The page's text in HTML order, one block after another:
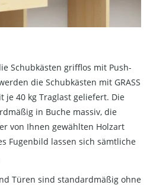
Schubkästen grifflos mit Push-
die Schubkästen mit GRASS
je 40 kg Traglast geliefert. Die
in Buche massiv, die
von Ihnen gewählten Holzart
Fugenbild lassen sich sämtliche
Türen sind standardmäßig ohne